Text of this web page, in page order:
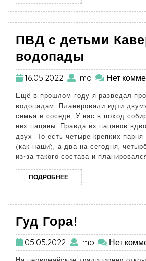
ПВД с детьми
водопады
16.05.2022 mo Нет
Ещё в прошлом году я разведал
водопадам. Планировали идти
семья и соседи. У нас в поход
них пацаны. Правда их пацанов
двух. То есть четыре крепких
(как наши), а два на сегодня,
из-за такого состава и
ПОДРОБНЕЕ
Гуд Гора!
05.05.2022 mo Нет